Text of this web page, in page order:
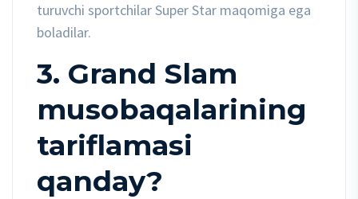
turuvchi sportchilar Super Star maqomiga ega
boladilar.
3. Grand Slam
musobaqalarining
tariflamasi
qanday?